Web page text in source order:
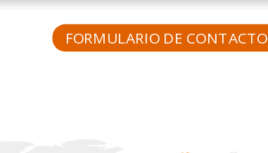
FORMULARIO DE CONTACTO